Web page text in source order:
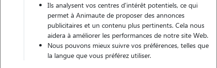
Garde animaux France Occitanie Lot Gramat
Nos cat sitters à Gramat
Ils analysent vos centres d'intérêt potentiels, ce qui
permet à Animaute de proposer des annonces
publicitaires et un contenu plus pertinents. Cela nous
aidera à améliorer les performances de notre site Web.
Nous pouvons mieux suivre vos préférences, telles que
la langue que vous préférez utiliser.